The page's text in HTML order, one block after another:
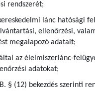
rendszerét;
lánc hatósági
ellenőrzési,
megalapozó adatait;
az élelmiszerlánc-
adatokat;
§ (12) bekezdés szerinti